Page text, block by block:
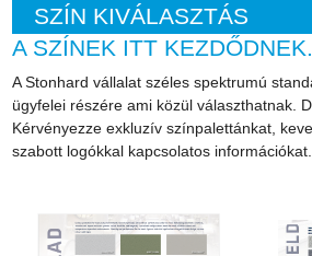
SZÍN KIVÁLASZTÁS
A SZÍNEK ITT KEZDŐDNEK.
A Stonhard vállalat széles spektrumú
ügyfelei részére ami közül választhatnak.
Kérvényezze exkluzív színpalettánkat,
szabott logókkal kapcsolatos információkat.